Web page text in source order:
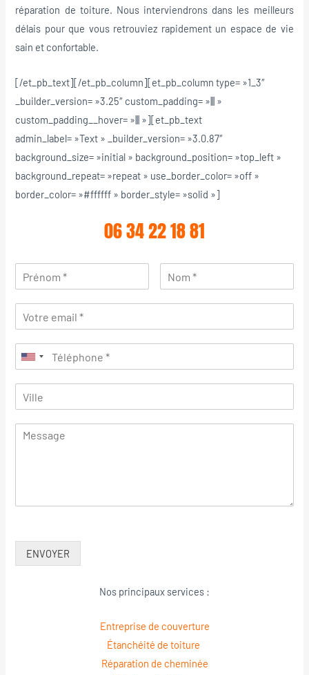
réparation de toiture. Nous interviendrons dans les meilleurs
délais pour que vous retrouviez rapidement un espace de vie
sain et confortable.
[/et_pb_text][/et_pb_column][et_pb_column type= »1_3″
_builder_version= »3.25″ custom_padding= »||| »
custom_padding__hover= »||| »][et_pb_text
admin_label= »Text » _builder_version= »3.0.87″
background_size= »initial » background_position= »top_left »
background_repeat= »repeat » use_border_color= »off »
border_color= »#ffffff » border_style= »solid »]
06 34 22 18 81
ENVOYER
Nos principaux services :
Entreprise de couverture
Étanchéité de toiture
Réparation de cheminée